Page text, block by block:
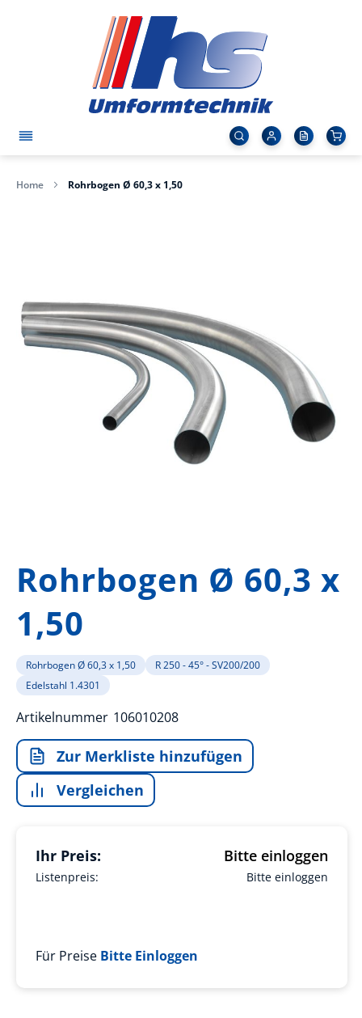
Home Rohrbogen Ø 60,3 x 1,50
der
Bildergalerie
springen
Rohrbogen Ø 60,3 x
1,50
Rohrbogen Ø 60,3 x 1,50
R 250 - 45° - SV200/200
Edelstahl 1.4301
Artikelnummer 106010208
Zur Merkliste hinzufügen
Vergleichen
Listenpreis: Bitte einloggen
Ihr Preis: Bitte einloggen
Für Preise Bitte Einloggen